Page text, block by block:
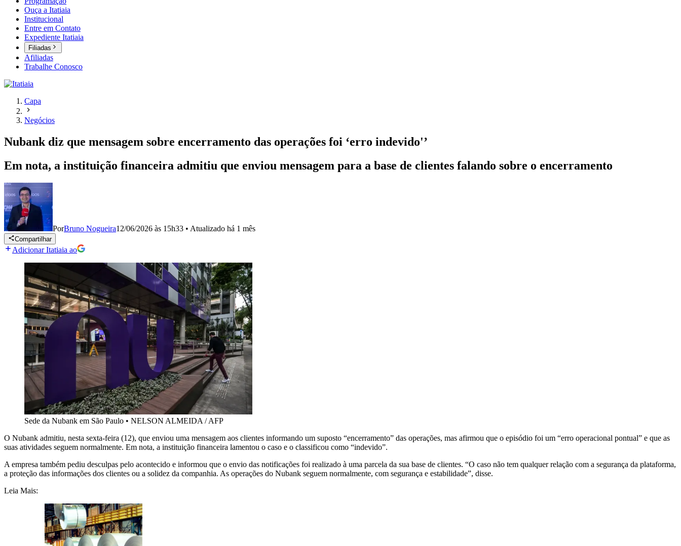
Ouça a Itatiaia
Institucional
Entre em Contato
Expediente Itatiaia
Filiadas
Afiliadas
Trabalhe Conosco
Capa
Negócios
Nubank diz que mensagem sobre encerramento das operações foi ‘erro indevido'’
Em nota, a instituição financeira admitiu que enviou mensagem para a base de clientes falando sobre o encerramento
PorBruno Nogueira12/06/2026 às 15h33 • Atualizado há 1 mês
Compartilhar
Adicionar Itatiaia ao
Sede da Nubank em São Paulo • NELSON ALMEIDA / AFP
O Nubank admitiu, nesta sexta-feira (12), que enviou uma mensagem aos clientes informando um suposto “encerramento” das operações, mas afirmou que o episódio foi um “erro operacional pontual” e que as
suas atividades seguem normalmente. Em nota, a instituição financeira lamentou o caso e o classificou como “indevido”.
A empresa também pediu desculpas pelo acontecido e informou que o envio das notificações foi realizado à uma parcela da sua base de clientes. “O caso não tem qualquer relação com a segurança da plataforma,
a proteção das informações dos clientes ou a solidez da companhia. As operações do Nubank seguem normalmente, com segurança e estabilidade”, disse.
Leia Mais: